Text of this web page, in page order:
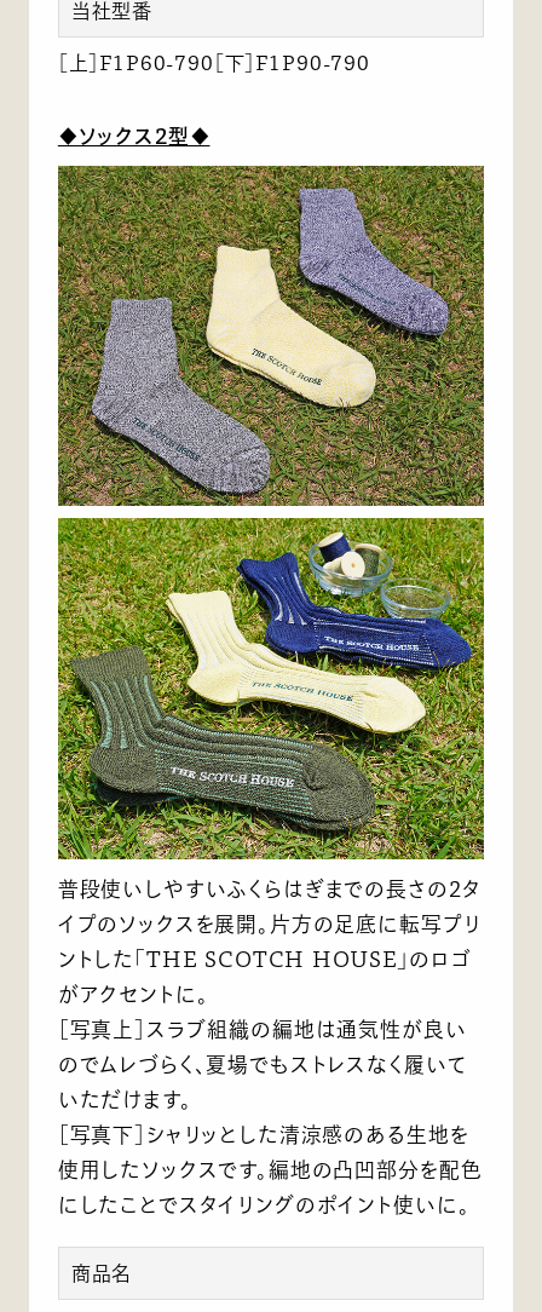
当社型番
［上］F1P60-790［下］F1P90-790
◆ソックス2型◆
普段使いしやすいふくらはぎまでの長さの2タ
イプのソックスを展開。片方の足底に転写プリ
ントした「THE SCOTCH HOUSE」のロゴ
がアクセントに。
［写真上］スラブ組織の編地は通気性が良い
のでムレづらく、夏場でもストレスなく履いて
いただけます。
［写真下］シャリッとした清涼感のある生地を
使用したソックスです。編地の凸凹部分を配色
にしたことでスタイリングのポイント使いに。
商品名